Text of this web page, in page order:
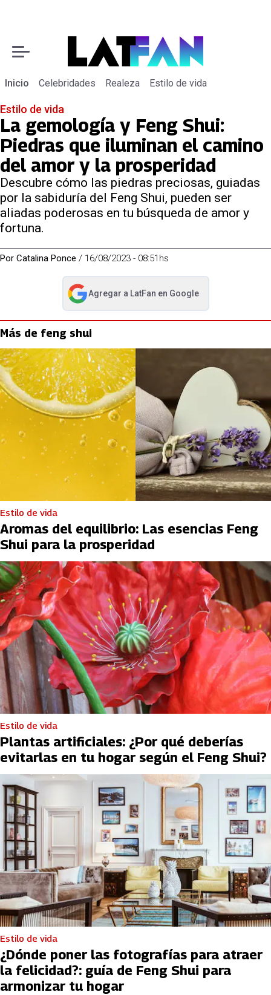
Inicio Celebridades Realeza Estilo de vida
Estilo de vida
La gemología y Feng Shui:
Piedras que iluminan el camino
del amor y la prosperidad
Descubre cómo las piedras preciosas, guiadas
por la sabiduría del Feng Shui, pueden ser
aliadas poderosas en tu búsqueda de amor y
fortuna.
Por Catalina Ponce / 16/08/2023 - 08:51hs
Agregar a LatFan en Google
abre en nueva pestaña
Más de feng shui
Estilo de vida
Aromas del equilibrio: Las esencias Feng
Shui para la prosperidad
Estilo de vida
Plantas artificiales: ¿Por qué deberías
evitarlas en tu hogar según el Feng Shui?
Estilo de vida
¿Dónde poner las fotografías para atraer
la felicidad?: guía de Feng Shui para
armonizar tu hogar